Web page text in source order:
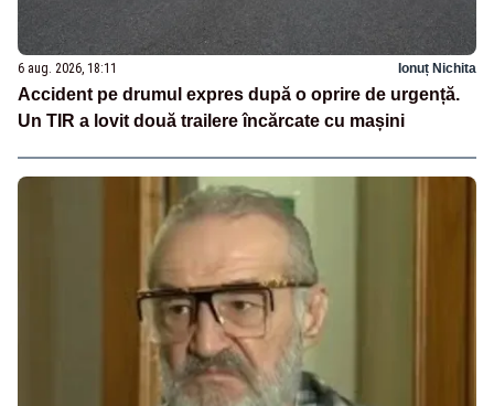
6 aug. 2026, 18:11 Ionuț Nichita
Accident pe drumul expres după o oprire de urgență.
Un TIR a lovit două trailere încărcate cu mașini